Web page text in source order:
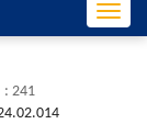
: 241